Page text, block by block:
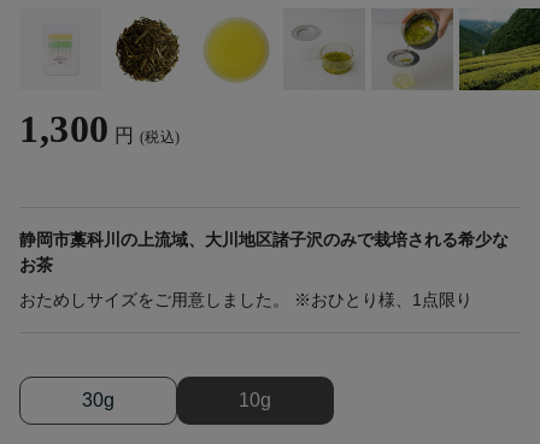
静岡市藁科川の上流域、大川地区諸子沢のみで栽培される希少な
お茶
おためしサイズをご用意しました。 ※おひとり様、1点限り
1,300 円 (税込)
30g 10g